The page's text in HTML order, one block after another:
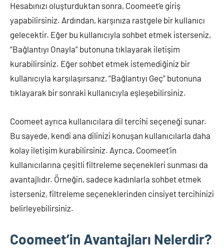
Hesabınızı oluşturduktan sonra, Coomeet’e giriş
yapabilirsiniz. Ardından, karşınıza rastgele bir kullanıcı
gelecektir. Eğer bu kullanıcıyla sohbet etmek isterseniz,
“Bağlantıyı Onayla” butonuna tıklayarak iletişim
kurabilirsiniz. Eğer sohbet etmek istemediğiniz bir
kullanıcıyla karşılaşırsanız, “Bağlantıyı Geç” butonuna
tıklayarak bir sonraki kullanıcıyla eşleşebilirsiniz.
Coomeet ayrıca kullanıcılara dil tercihi seçeneği sunar.
Bu sayede, kendi ana dilinizi konuşan kullanıcılarla daha
kolay iletişim kurabilirsiniz. Ayrıca, Coomeet’in
kullanıcılarına çeşitli filtreleme seçenekleri sunması da
avantajlıdır. Örneğin, sadece kadınlarla sohbet etmek
isterseniz, filtreleme seçeneklerinden cinsiyet tercihinizi
belirleyebilirsiniz.
Coomeet’in Avantajları Nelerdir?